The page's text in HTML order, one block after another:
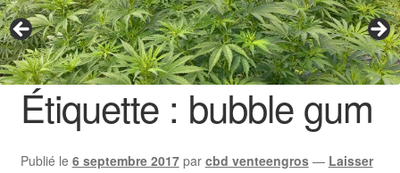
Grossiste Cannabis CBD
Huile de CBD
Boutures de CBD
Étiquette : bubble gum
Publié le 6 septembre 2017 par cbd venteengros — Laisser